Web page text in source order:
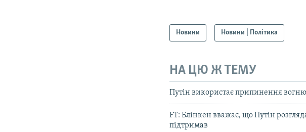
Новини Новини | Політика
НА ЦЮ Ж ТЕМУ
Путін використає припинення
FT: Блінкен вважає, що Путін
підтримав